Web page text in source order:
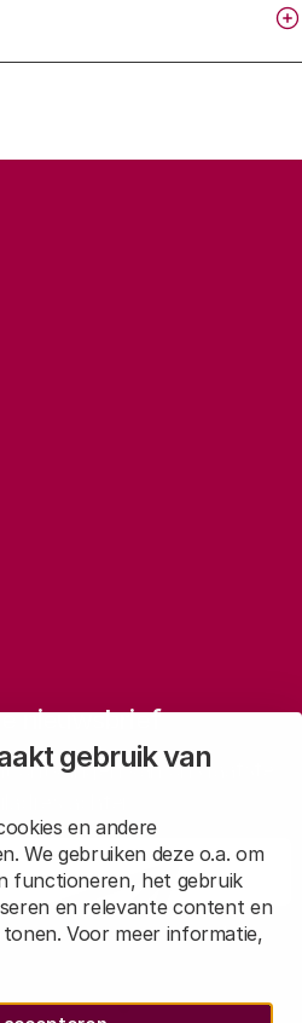
gebruik van
en andere
We gebruiken deze o.a. om
functioneren, het gebruik
en relevante content en
Voor meer informatie,
ei
(de broertjes van de
nieuwsbrief
ontvangen van ons laatste
achter.
Aanmelden
wij deze gegevens verwerken.